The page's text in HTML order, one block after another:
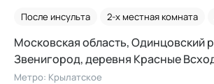
После инсульта 2-х местная комната
Московская область, Одинцовский
Звенигород, деревня Красные
Метро: Крылатское